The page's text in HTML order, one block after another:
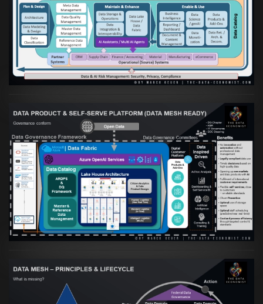
Artikel:Die moderne Architektur für
Daten- und KI-orientierte Unternehmen
VIEW
Artikel:Warum eine Data Governance
orientierte Data Fabric essenziell für
skalierbare qualitative Datenprodukte ist
VIEW